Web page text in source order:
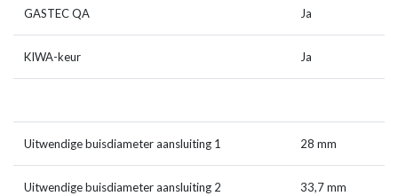
GASTEC QA Ja
KIWA-keur Ja
Uitwendige buisdiameter aansluiting 1 28 mm
Uitwendige buisdiameter aansluiting 2 33,7 mm